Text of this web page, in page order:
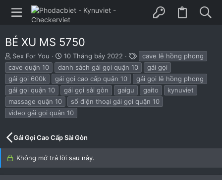
BÉ XU MS 5750
B
ắ
t
đ
ầ
u
Sex For You
N
g
à
y
b
ắ
t
đ
u
10 Tháng bảy 2022
h
ẻ
cave lê hồng phong
cave quận 10
danh sách gái gọi quận 10
gái gọi
gái gọi 600k
gái gọi cao cấp quận 10
gái gọi lê hồng phong
gái gọi quận 10
gái gọi sài gòn gaigu gaito
kynuviet
massage quận 10
số điện thoại gái gọi quận 10
video gái gọi quận 10
Gái Gọi Cao Cấp Sài Gòn
Không mở trả lời sau này.